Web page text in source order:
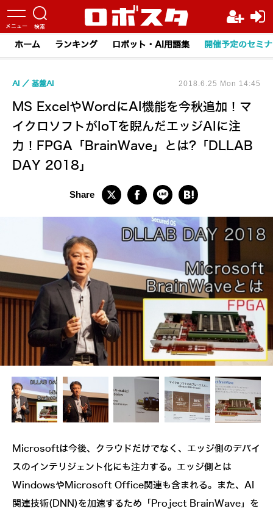
ホーム ランキング ロボット・AI用語集 開催予定のセミ
MS ExcelやWordにAI機能を今秋追加！マ
イクロソフトがIoTを睨んだエッジAIに注
力！FPGA「BrainWave」とは?「DLLAB
DAY 2018」
AI 基盤AI 2018.6.25 Mon 14:45
Microsoftは今後、クラウドだけでなく、エッジ側のデバイ
スのインテリジェント化にも注力する。エッジ側とは
WindowsやMicrosoft Office関連も含まれる。また、AI
関連技術(DNN)を加速するため「Project BrainWave」を